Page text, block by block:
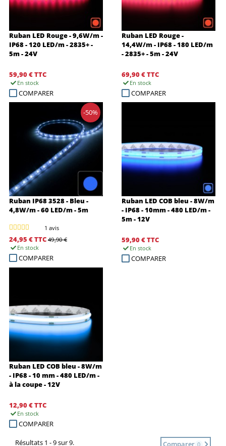
Ruban LED Rouge - 9,6W/m -
IP68 - 120 LED/m - 2835+ -
5m - 24V
59,90 €TTC
En stock
COMPARER
Ruban LED Rouge -
14,4W/m - IP68 - 180 LED/m
- 2835+ - 5m - 24V
69,90 €TTC
En stock
COMPARER
Ruban IP68 3528 - Bleu -
4,8W/m - 60 LED/m - 5m
1 avis
-50%
24,95 €TTC 49,90 €
En stock
COMPARER
Ruban LED COB bleu - 8W/m
- IP68 - 10mm - 480 LED/m -
5m - 12V
59,90 €TTC
En stock
COMPARER
Ruban LED COB bleu - 8W/m
- IP68 - 10 mm - 480 LED/m -
à la coupe - 12V
12,90 €TTC
En stock
COMPARER
Comparer 0
Résultats 1 - 9 sur 9.